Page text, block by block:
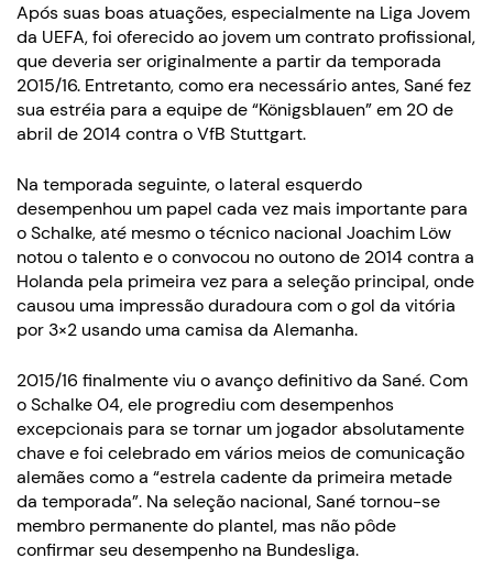
Após suas boas atuações, especialmente na Liga Jovem
da UEFA, foi oferecido ao jovem um contrato profissional,
que deveria ser originalmente a partir da temporada
2015/16. Entretanto, como era necessário antes, Sané fez
sua estréia para a equipe de “Königsblauen” em 20 de
abril de 2014 contra o VfB Stuttgart.
Na temporada seguinte, o lateral esquerdo
desempenhou um papel cada vez mais importante para
o Schalke, até mesmo o técnico nacional Joachim Löw
notou o talento e o convocou no outono de 2014 contra a
Holanda pela primeira vez para a seleção principal, onde
causou uma impressão duradoura com o gol da vitória
por 3×2 usando uma camisa da Alemanha.
2015/16 finalmente viu o avanço definitivo da Sané. Com
o Schalke 04, ele progrediu com desempenhos
excepcionais para se tornar um jogador absolutamente
chave e foi celebrado em vários meios de comunicação
alemães como a “estrela cadente da primeira metade
da temporada”. Na seleção nacional, Sané tornou-se
membro permanente do plantel, mas não pôde
confirmar seu desempenho na Bundesliga.